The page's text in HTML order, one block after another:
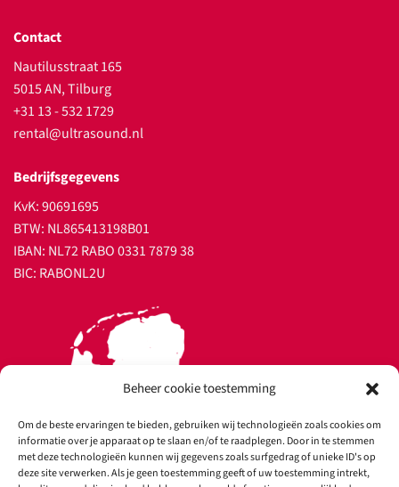
Beheer cookie toestemming
Om de beste ervaringen te bieden, gebruiken wij technologieën zoals cookies om
informatie over je apparaat op te slaan en/of te raadplegen. Door in te stemmen
met deze technologieën kunnen wij gegevens zoals surfgedrag of unieke ID's op
deze site verwerken. Als je geen toestemming geeft of uw toestemming intrekt,
Contact
Nautilusstraat 165
5015 AN, Tilburg
+31 13 - 532 1729
rental@ultrasound.nl
Bedrijfsgegevens
KvK: 90691695
BTW: NL865413198B01
IBAN: NL72 RABO 0331 7879 38
BIC: RABONL2U